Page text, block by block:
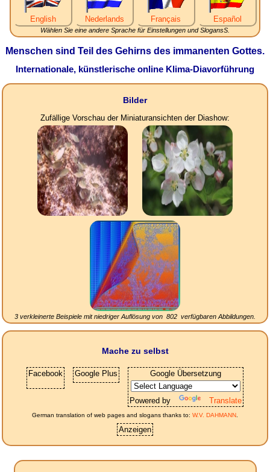
English Nederlands Français Español
Wählen Sie eine andere Sprache für Einstellungen und SlogansS.
Menschen sind Teil des Gehirns des immanenten Gottes.
Internationale, künstlerische online Klima-Diavorführung
Bilder
Zufällige Vorschau der Miniaturansichten der Diashow:
3 verkleinerte Beispiele mit niedriger Auflösung von 802 verfügbaren Abbildungen.
Mache zu selbst
Facebook Google Plus Google Übersetzung
Powered by Translate
German translation of web pages and slogans thanks to: W.V. DAHMANN.
Anzeigen